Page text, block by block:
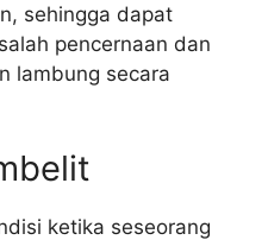
sehingga dapat
pencernaan dan
lambung secara
ketika seseorang